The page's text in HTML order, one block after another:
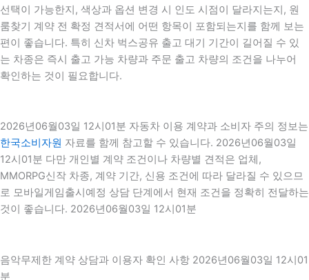
선택이 가능한지, 색상과 옵션 변경 시 인도 시점이 달라지는지, 원
룸찾기 계약 전 확정 견적서에 어떤 항목이 포함되는지를 함께 보는
편이 좋습니다. 특히 신차 벅스공유 출고 대기 기간이 길어질 수 있
는 차종은 즉시 출고 가능 차량과 주문 출고 차량의 조건을 나누어
확인하는 것이 필요합니다.
2026년06월03일 12시01분 자동차 이용 계약과 소비자 주의 정보는
한국소비자원 자료를 함께 참고할 수 있습니다. 2026년06월03일
12시01분 다만 개인별 계약 조건이나 차량별 견적은 업체,
MMORPG신작 차종, 계약 기간, 신용 조건에 따라 달라질 수 있으므
로 모바일게임출시예정 상담 단계에서 현재 조건을 정확히 전달하는
것이 좋습니다. 2026년06월03일 12시01분
음악무제한 계약 상담과 이용자 확인 사항 2026년06월03일 12시01
분